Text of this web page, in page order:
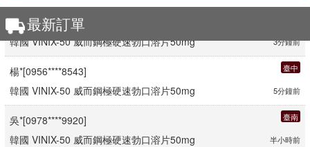
最新訂單
陳*[0998****6626]
韓國 VINIX-50 威而鋼極硬速勃口溶片50mg
楊*[0956****8543]
5分鐘前
韓國 VINIX-50 威而鋼極硬速勃口溶片50mg
吳*[0978****9920]
半小時前
韓國 VINIX-50 威而鋼極硬速勃口溶片50mg